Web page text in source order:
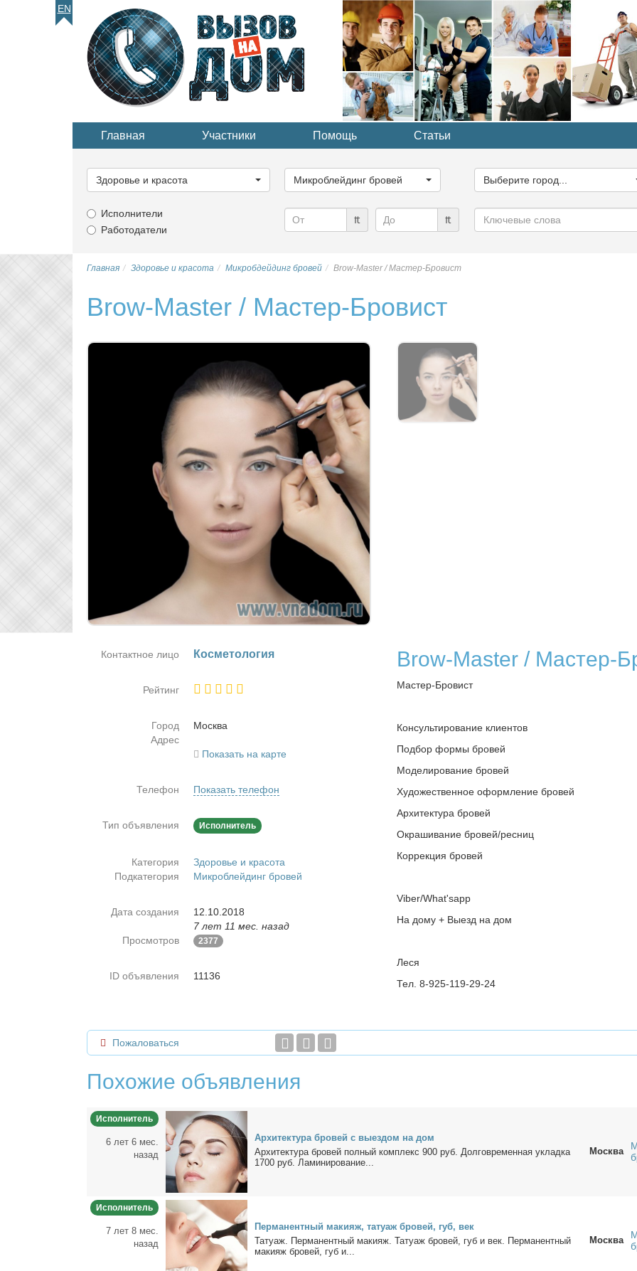
EN
Главная Участники Помощь Статьи
категорию...
Здоровье и красота
категорию...
Микроблейдинг бровей
город...
Выберите город...
Исполнители
Работодатели
₶ ₶
Ключевые
слова
Главная Здоровье и красота Микробдейдинг бровей Brow-Master / Мастер-Бровист
Brow-Master / Мастер-Бровист
Brow-Master / Мастер-
Мастер-Бровист
Консультирование клиентов
Подбор формы бровей
Моделирование бровей
Художественное оформление бровей
Архитектура бровей
Окрашивание бровей/ресниц
Коррекция бровей
Viber/What'sapp
На дому + Выезд на дом
Леся
Тел. 8-925-119-29-24
Контактное лицо Кос­ме­то­ло­гия
Рейтинг
Город
Москва
Адрес
Показать на карте
Телефон Показать телефон
Тип объявления Исполнитель
Категория
Здоровье и красота
Подкатегория
Микроблейдинг бровей
Дата создания
12.10.2018
7 лет 11 мес. назад
Просмотров
2377
ID объявления 11136
Пожаловаться
Похожие объявления
Исполнитель
6 лет 6 мес.
назад
Ар­хи­тек­ту­ра бро­вей с вы­ез­дом на дом
Ар­хи­тек­ту­ра бро­вей пол­ный ком­плекс 900 руб. Дол­говре­мен­ная уклад­ка
1700 руб. Ла­ми­ни­ро­ва­ние...
Москва
Исполнитель
7 лет 8 мес.
назад
Пер­ма­нент­ный ма­ки­яж, та­ту­аж бро­вей, губ, век
Та­ту­аж. Пер­ма­нент­ный ма­ки­яж. Та­ту­аж бро­вей, губ и век. Пер­ма­нент­ный
ма­ки­яж бро­вей, губ и...
Москва